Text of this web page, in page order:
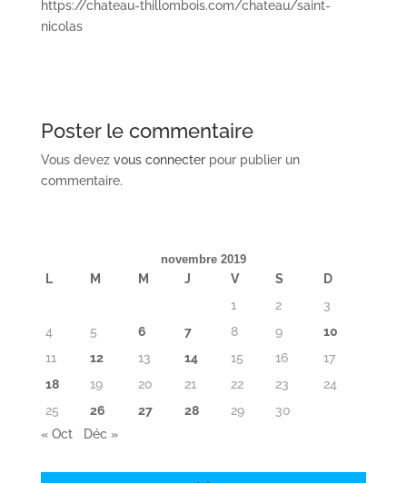
https://chateau-thillombois.com/chateau/saint-
nicolas
Poster le commentaire
Vous devez vous connecterpour publier un
commentaire.
novembre 2019
L M M J V S
D
1
2
3
4
5 6 7 8 9
10
11
12 13 14 15 16
17
18
19 20 21 22 23
24
25
26 27 28 29
30
« Oct
Déc »